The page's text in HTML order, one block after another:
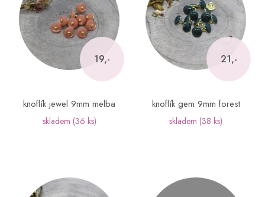
19,-
knoflík jewel 9mm melba
skladem (36 ks)
21,-
knoflík gem 9mm forest
skladem (38 ks)